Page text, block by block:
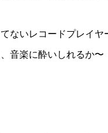
ないレコードプレイ
音楽に酔いしれるか〜